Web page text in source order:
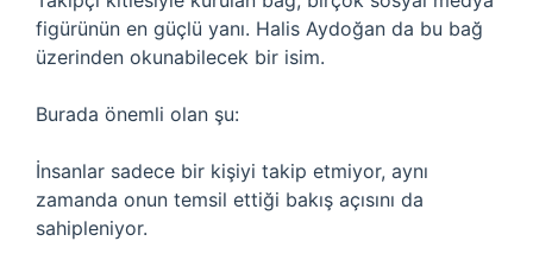
figürünün en güçlü yanı. Halis Aydoğan da bu bağ
üzerinden okunabilecek bir isim.
Burada önemli olan şu:
İnsanlar sadece bir kişiyi takip etmiyor, aynı
zamanda onun temsil ettiği bakış açısını da
sahipleniyor.